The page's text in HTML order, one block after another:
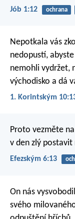
Jób 1:12 ochrana
Nepotkala vás
nedopustí,
nemohli vydržet,
východisko a dá
1. Korintským
Proto vezměte
v den zlý
Efezským 6:13
On nás
svého